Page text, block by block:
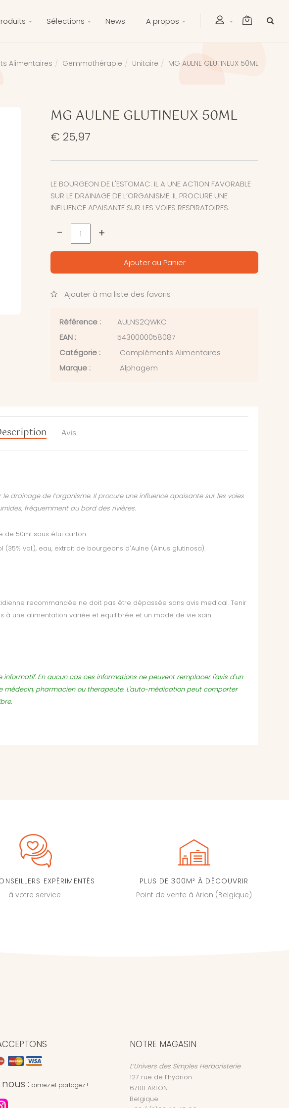
Sélections News A propos
Alimentaires Gemmothérapie Unitaire MG AULNE GLUTINEUX 50ML
MG AULNE GLUTINEUX 50ML
€ 25,97
LE BOURGEON DE L'ESTOMAC. IL A UNE ACTION FAVORABLE
SUR LE DRAINAGE DE L’ORGANISME. IL PROCURE UNE
INFLUENCE APAISANTE SUR LES VOIES RESPIRATOIRES.
- +
Ajouter au Panier
Ajouter à ma liste des favoris
Référence :
AULNS2QWKC
EAN :
5430000058087
Catégorie :
Compléments Alimentaires
Marque :
Alphagem
Avis
drainage de l’organisme. Il procure une influence apaisante sur les voies
fréquemment au bord des rivières.
de 50ml sous étui carton
vol.), eau, extrait de bourgeons d'Aulne (Alnus glutinosa).
recommandée ne doit pas être dépassée sans avis medical. Tenir
à une alimentation variée et equilibrée et un mode de vie sain.
informatif. En aucun cas ces informations ne peuvent remplacer l'avis d'un
médecin, pharmacien ou therapeute. L'auto-médication peut comporter
EXPÉRIMENTÉS
à votre service
PLUS DE 300M² À DÉCOUVRIR
Point de vente à Arlon (Belgique)
: aimez et partagez !
NOTRE MAGASIN
L’Univers des Simples Herboristerie
127 rue de l’hydrion
6700 ARLON
Belgique